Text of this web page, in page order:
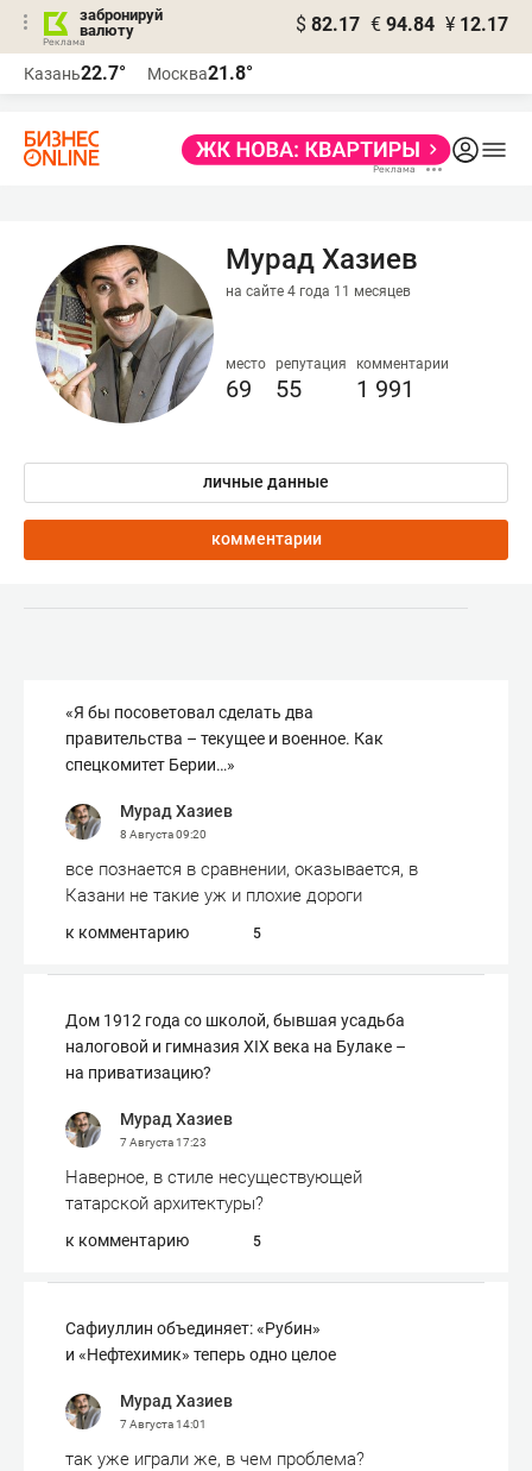
забронируй
валюту
$ 82.17 € 94.84 ¥ 12.17
Казань22.7° Москва21.8°
Мурад Хазиев
на сайте 4 года 11 месяцев
место
69
репутация
55
комментарии
1 991
личные данные
комментарии
«Я бы посоветовал сделать два
правительства – текущее и военное. Как
спецкомитет Берии…»
Мурад Хазиев
8 Августа09:20
все познается в сравнении, оказывается, в
Казани не такие уж и плохие дороги
к комментарию 5
Дом 1912 года со школой, бывшая усадьба
налоговой и гимназия XIX века на Булаке –
на приватизацию?
Мурад Хазиев
7 Августа17:23
Наверное, в стиле несуществующей
татарской архитектуры?
к комментарию 5
Сафиуллин объединяет: «Рубин»
и «Нефтехимик» теперь одно целое
Мурад Хазиев
7 Августа14:01
так уже играли же, в чем проблема?